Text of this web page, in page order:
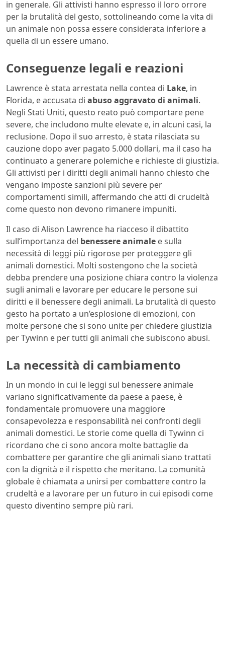
in generale. Gli attivisti hanno espresso il loro orrore
per la brutalità del gesto, sottolineando come la vita di
un animale non possa essere considerata inferiore a
quella di un essere umano.
Conseguenze legali e reazioni
Lawrence è stata arrestata nella contea di Lake, in
Florida, e accusata di abuso aggravato di animali.
Negli Stati Uniti, questo reato può comportare pene
severe, che includono multe elevate e, in alcuni casi, la
reclusione. Dopo il suo arresto, è stata rilasciata su
cauzione dopo aver pagato 5.000 dollari, ma il caso ha
continuato a generare polemiche e richieste di giustizia.
Gli attivisti per i diritti degli animali hanno chiesto che
vengano imposte sanzioni più severe per
comportamenti simili, affermando che atti di crudeltà
come questo non devono rimanere impuniti.
Il caso di Alison Lawrence ha riacceso il dibattito
sull’importanza del benessere animale e sulla
necessità di leggi più rigorose per proteggere gli
animali domestici. Molti sostengono che la società
debba prendere una posizione chiara contro la violenza
sugli animali e lavorare per educare le persone sui
diritti e il benessere degli animali. La brutalità di questo
gesto ha portato a un’esplosione di emozioni, con
molte persone che si sono unite per chiedere giustizia
per Tywinn e per tutti gli animali che subiscono abusi.
La necessità di cambiamento
In un mondo in cui le leggi sul benessere animale
variano significativamente da paese a paese, è
fondamentale promuovere una maggiore
consapevolezza e responsabilità nei confronti degli
animali domestici. Le storie come quella di Tywinn ci
ricordano che ci sono ancora molte battaglie da
combattere per garantire che gli animali siano trattati
con la dignità e il rispetto che meritano. La comunità
globale è chiamata a unirsi per combattere contro la
crudeltà e a lavorare per un futuro in cui episodi come
questo diventino sempre più rari.